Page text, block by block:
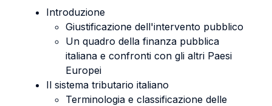
Introduzione
Giustificazione dell'intervento pubblico
Un quadro della finanza pubblica
italiana e confronti con gli altri Paesi
Europei
Il sistema tributario italiano
Terminologia e classificazione delle